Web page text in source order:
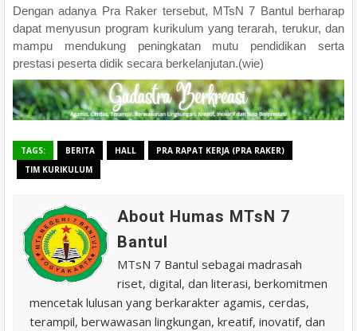
Dengan adanya Pra Raker tersebut, MTsN 7 Bantul berharap
dapat menyusun program kurikulum yang terarah, terukur, dan
mampu mendukung peningkatan mutu pendidikan serta
prestasi peserta didik secara berkelanjutan.(wie)
TAGS: BERITA HALL
PRA RAPAT KERJA (PRA RAKER)
TIM KURIKULUM
About Humas MTsN 7
Bantul
MTsN 7 Bantul sebagai madrasah
riset, digital, dan literasi, berkomitmen
mencetak lulusan yang berkarakter agamis, cerdas,
terampil, berwawasan lingkungan, kreatif, inovatif, dan